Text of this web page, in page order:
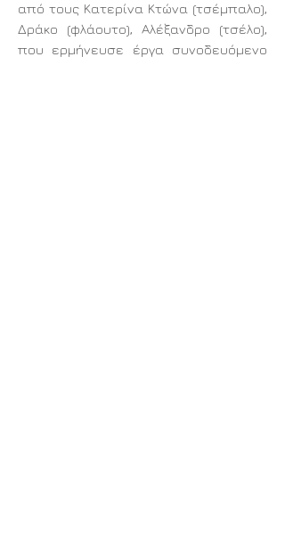
από τους Κατερίνα Κτώνα (τσέμπαλο),
Δράκο (φλάουτο), Αλέξανδρο (τσέλο),
που ερμήνευσε έργα συνοδευόμενο